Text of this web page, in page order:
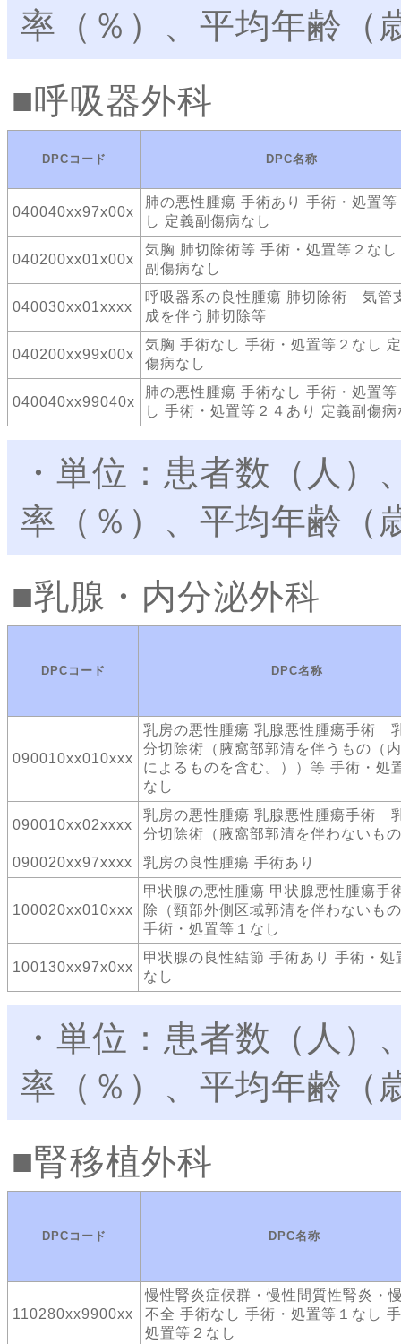
率（％）、平均年齢（
呼吸器外科
DPCコード DPC名称
040040xx97x00x
肺の悪性腫瘍 手術あり 手術・処置等
し 定義副傷病なし
040200xx01x00x
気胸 肺切除術等 手術・処置等２なし
副傷病なし
040030xx01xxxx
呼吸器系の良性腫瘍 肺切除術 気管
成を伴う肺切除等
040200xx99x00x
気胸 手術なし 手術・処置等２なし
傷病なし
040040xx99040x
肺の悪性腫瘍 手術なし 手術・処置等
し 手術・処置等２４あり 定義副傷病
・単位：患者数（人
率（％）、平均年齢（
乳腺・内分泌外科
DPCコード DPC名称
090010xx010xxx
乳房の悪性腫瘍 乳腺悪性腫瘍手術
分切除術（腋窩部郭清を伴うもの（
によるものを含む。））等 手術・処
なし
090010xx02xxxx
乳房の悪性腫瘍 乳腺悪性腫瘍手術
分切除術（腋窩部郭清を伴わないも
090020xx97xxxx
乳房の良性腫瘍 手術あり
100020xx010xxx
甲状腺の悪性腫瘍 甲状腺悪性腫瘍
除（頸部外側区域郭清を伴わないも
手術・処置等１なし
100130xx97x0xx
甲状腺の良性結節 手術あり 手術・処
なし
・単位：患者数（人
率（％）、平均年齢（
腎移植外科
DPCコード DPC名称
110280xx9900xx
慢性腎炎症候群・慢性間質性腎炎・
不全 手術なし 手術・処置等１なし
処置等２なし